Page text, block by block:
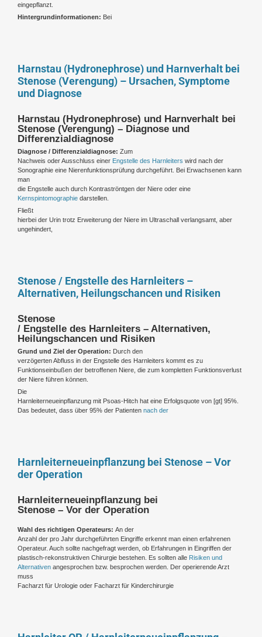
eingepflanzt.
Hintergrundinformationen: Bei
Harnstau (Hydronephrose) und Harnverhalt bei
Stenose (Verengung) – Ursachen, Symptome
und Diagnose
Harnstau (Hydronephrose) und Harnverhalt bei
Stenose (Verengung) – Diagnose und
Differenzialdiagnose
Diagnose / Differenzialdiagnose: Zum
Nachweis oder Ausschluss einer Engstelle des Harnleiters wird nach der
Sonographie eine Nierenfunktionsprüfung durchgeführt. Bei Erwachsenen kann
man
die Engstelle auch durch Kontraströntgen der Niere oder eine
Kernspintomographie darstellen.
Fließt
hierbei der Urin trotz Erweiterung der Niere im Ultraschall verlangsamt, aber
ungehindert,
Stenose / Engstelle des Harnleiters –
Alternativen, Heilungschancen und Risiken
Stenose
/ Engstelle des Harnleiters – Alternativen,
Heilungschancen und Risiken
Grund und Ziel der Operation: Durch den
verzögerten Abfluss in der Engstelle des Harnleiters kommt es zu
Funktionseinbußen der betroffenen Niere, die zum kompletten Funktionsverlust
der Niere führen können.
Die
Harnleiterneueinpflanzung mit Psoas-Hitch hat eine Erfolgsquote von [gt] 95%.
Das bedeutet, dass über 95% der Patienten nach der
Harnleiterneueinpflanzung bei Stenose – Vor
der Operation
Harnleiterneueinpflanzung bei
Stenose – Vor der Operation
Wahl des richtigen Operateurs: An der
Anzahl der pro Jahr durchgeführten Eingriffe erkennt man einen erfahrenen
Operateur. Auch sollte nachgefragt werden, ob Erfahrungen in Eingriffen der
plastisch-rekonstruktiven Chirurgie bestehen. Es sollten alle Risiken und
Alternativen angesprochen bzw. besprochen werden. Der operierende Arzt
muss
Facharzt für Urologie oder Facharzt für Kinderchirurgie